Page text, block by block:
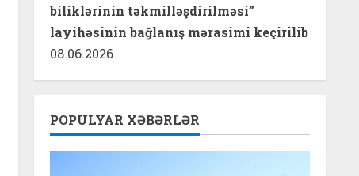
biliklərinin təkmilləşdirilməsi”
layihəsinin bağlanış mərasimi keçirilib
08.06.2026
POPULYAR XƏBƏRLƏR